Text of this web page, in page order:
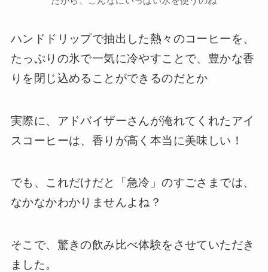
ハンドドリップで抽出した熱々のコーヒーを、
たっぷりの氷で一気に冷やすことで、豊かな香
りを閉じ込めることができるのだとか
実際に、アドバイザーさんが淹れてくれたアイ
スコーヒーは、香りが高く本当に美味しい！
でも、これだけだと「急冷」のすごさまでは、
なかなかわかりませんよね？
そこで、驚きの飲み比べ体験をさせていただき
ました。